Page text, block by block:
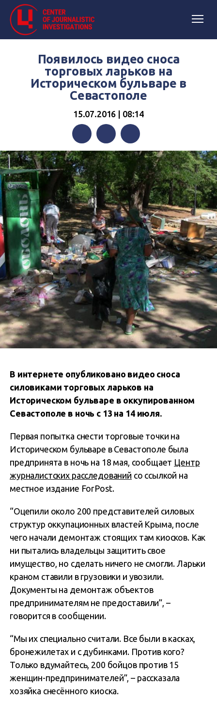
Появилось видео сноса
торговых ларьков на
Историческом бульваре в
Севастополе
15.07.2016 | 08:14
FacebookTwitterTelegram
В интернете опубликовано видео сноса
силовиками торговых ларьков на
Историческом бульваре в оккупированном
Севастополе в ночь с 13 на 14 июля.
Первая попытка снести торговые точки на
Историческом бульваре в Севастополе была
предпринята в ночь на 18 мая, сообщает Центр
журналистских расследований со ссылкой на
местное издание ForPost.
“Оцепили около 200 представителей силовых
структур оккупационных властей Крыма, после
чего начали демонтаж стоящих там киосков. Как
ни пытались владельцы защитить свое
имущество, но сделать ничего не смогли. Ларьки
краном ставили в грузовики и увозили.
Документы на демонтаж объектов
предпринимателям не предоставили”, –
говорится в сообщении.
“Мы их специально считали. Все были в касках,
бронежилетах и с дубинками. Против кого?
Только вдумайтесь, 200 бойцов против 15
женщин-предпринимателей”, – рассказала
хозяйка снесённого киоска.